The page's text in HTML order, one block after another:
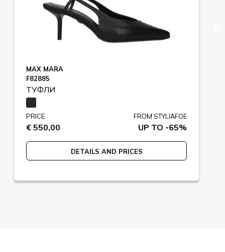
MAX MARA
F82885
ТУФЛИ
PRICE
€ 550,00
FROM STYLIAFOE
UP TO -65%
DETAILS AND PRICES